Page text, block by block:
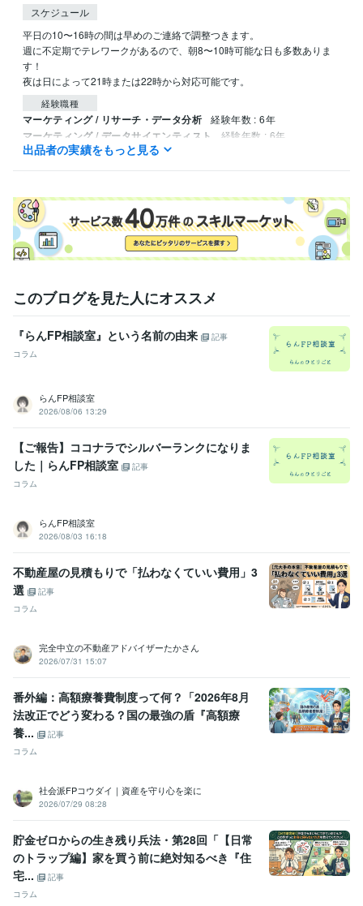
スケジュール
平日の10〜16時の間は早めのご連絡で調整つきます。
週に不定期でテレワークがあるので、朝8〜10時可能な日も多数ありま
す！
夜は日によって21時または22時から対応可能です。
経験職種
マーケティング / リサーチ・データ分析 経験年数 : 6年
マーケティング / データサイエンティスト 経験年数 : 6年
日商簿記検定2級 取得年 : 2001年
秘書技能検定2級 取得年 : 2001年
マイクロソフト オフィス スペシャリスト（MOS） 取得年 : 2001年
医療事務管理士 取得年 : 2013年
ビジネス代行・事務代行 個人事業主の会計サポート
し
節税
効率化 保険
出品者の実績をもっと見る
このブログを見た人にオススメ
『らんFP相談室』という名前の由来
記事
コラム
らんFP相談室
2026/08/06 13:29
【ご報告】ココナラでシルバーランクになりま
した｜らんFP相談室
記事
コラム
らんFP相談室
2026/08/03 16:18
不動産屋の見積もりで「払わなくていい費用」3
選
記事
コラム
完全中立の不動産アドバイザーたかさん
2026/07/31 15:07
番外編：高額療養費制度って何？「2026年8月
法改正でどう変わる？国の最強の盾『高額療
養...
記事
コラム
社会派FPコウダイ｜資産を守り心を楽に
2026/07/29 08:28
貯金ゼロからの生き残り兵法・第28回「【日常
のトラップ編】家を買う前に絶対知るべき『住
宅...
記事
コラム